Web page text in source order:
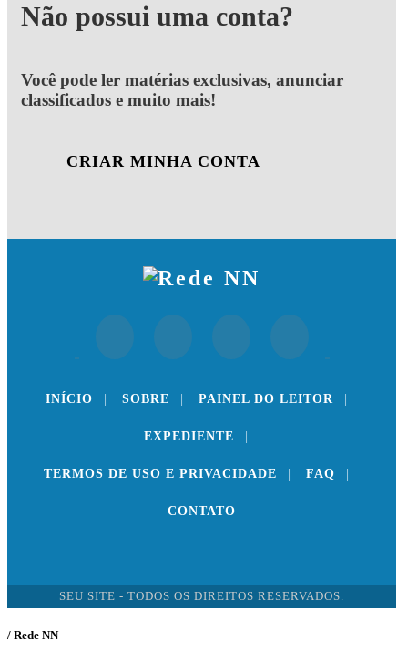
Não possui uma conta?
Você pode ler matérias exclusivas, anunciar
classificados e muito mais!
CRIAR MINHA CONTA
INÍCIO SOBRE PAINEL DO LEITOR
EXPEDIENTE
TERMOS DE USO E PRIVACIDADE FAQ
CONTATO
SEU SITE - TODOS OS DIREITOS RESERVADOS.
/ Rede NN